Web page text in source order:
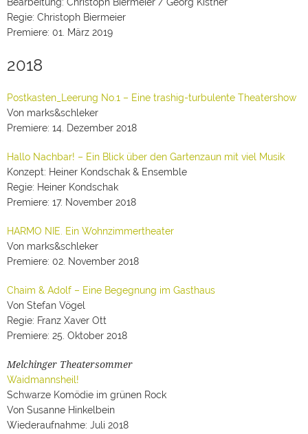
Regie: Christoph Biermeier
Premiere: 01. März 2019
2018
Postkasten_Leerung No.1 – Eine trashig-turbulente Theatershow
Von marks&schleker
Premiere: 14. Dezember 2018
Hallo Nachbar! – Ein Blick über den Gartenzaun mit viel Musik
Konzept: Heiner Kondschak & Ensemble
Regie: Heiner Kondschak
Premiere: 17. November 2018
HARMO NIE. Ein Wohnzimmertheater
Von marks&schleker
Premiere: 02. November 2018
Chaim & Adolf – Eine Begegnung im Gasthaus
Von Stefan Vögel
Regie: Franz Xaver Ott
Premiere: 25. Oktober 2018
Melchinger Theatersommer
Waidmannsheil!
Schwarze Komödie im grünen Rock
Von Susanne Hinkelbein
Wiederaufnahme: Juli 2018